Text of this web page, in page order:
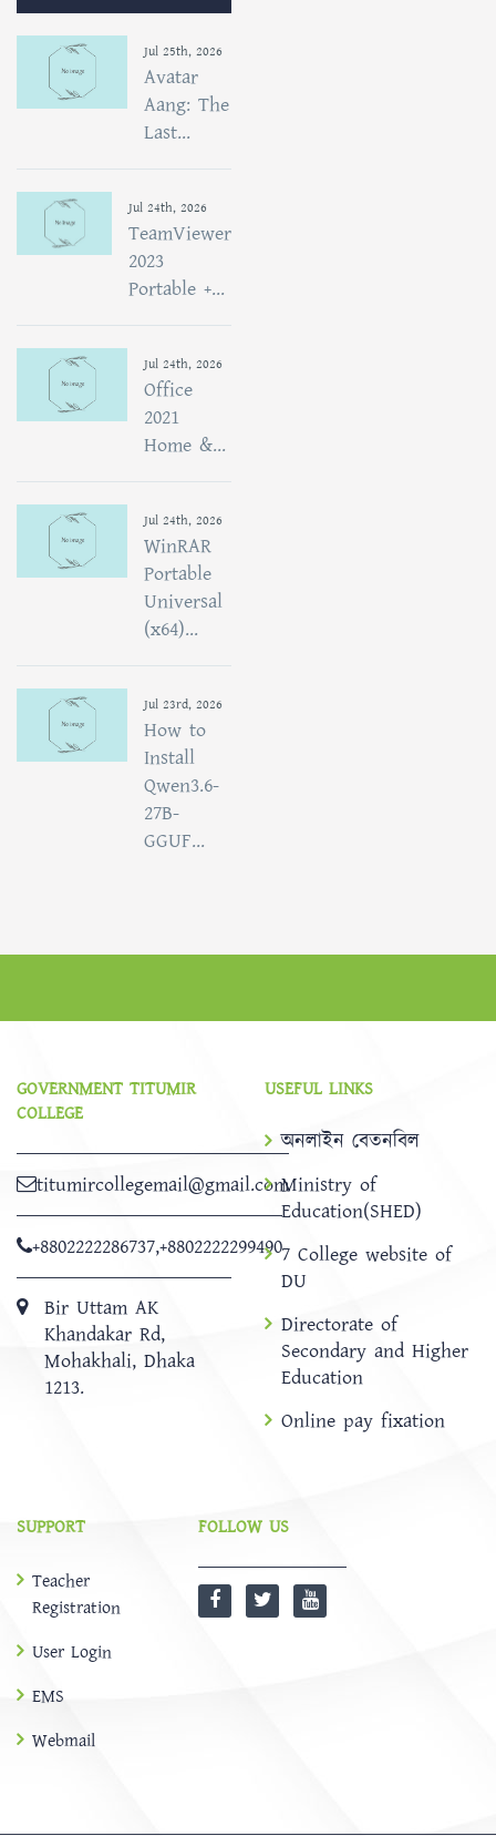
Jul 25th, 2026
Avatar
Aang: The
Last...
Jul 24th, 2026
TeamViewer
2023
Portable +...
Jul 24th, 2026
Office
2021
Home &...
Jul 24th, 2026
WinRAR
Portable
Universal
(x64)...
Jul 23rd, 2026
How to
Install
Qwen3.6-
27B-
GGUF...
GOVERNMENT TITUMIR
COLLEGE
titumircollegemail@gmail.com
+8802222286737,+8802222299490
Bir Uttam AK
Khandakar Rd,
Mohakhali, Dhaka
1213.
USEFUL LINKS
অনলাইন বেতনবিল
Ministry of
Education(SHED)
7 College website of
DU
Directorate of
Secondary and Higher
Education
Online pay fixation
SUPPORT
Teacher
Registration
User Login
EMS
Webmail
FOLLOW US